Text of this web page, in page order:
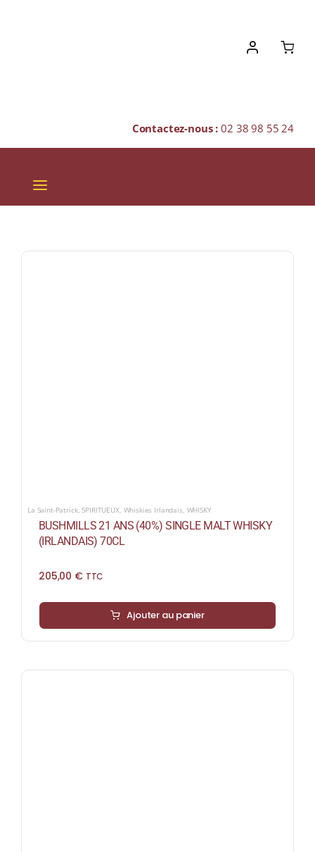
Contactez-nous :02 38 98 55 24
Toggle
Navigation
CHAMPAGNES & BULLES
Qui sommes-nous ?
La Saint-Patrick,SPIRITUEUX Whiskies Irlandais WHISKY
BUSHMILLS 21 ANS (40%) SINGLE MALT WHISKY
(IRLANDAIS) 70CL
205,00 € TTC
Ajouter au panier